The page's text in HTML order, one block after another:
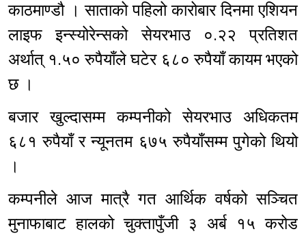
काठमाण्डौ । साताको पहिलो कारोबार दिनमा एशियन
लाइफ इन्स्योरेन्सको सेयरभाउ ०.२२ प्रतिशत
अर्थात् १.५० रुपैयाँले घटेर ६८० रुपैयाँ कायम भएको
छ ।
बजार खुल्दासम्म कम्पनीको सेयरभाउ अधिकतम
६८१ रुपैयाँ र न्यूनतम ६७५ रुपैयाँसम्म पुगेको थियो
।
कम्पनीले आज मात्रै गत आर्थिक वर्षको सञ्चित
मुनाफाबाट हालको चुक्तापुँजी ३ अर्ब १५ करोड